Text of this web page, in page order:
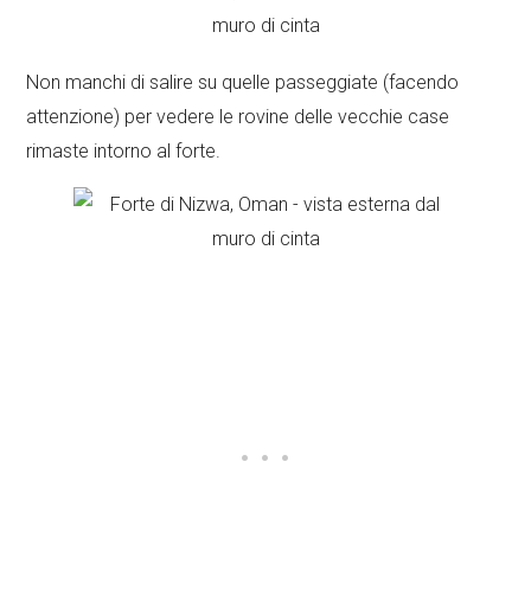
Non manchi di salire su quelle passeggiate (facendo
attenzione) per vedere le rovine delle vecchie case
rimaste intorno al forte.